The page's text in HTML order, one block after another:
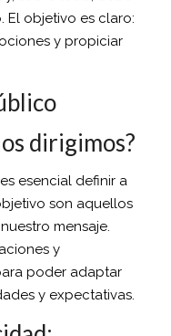
El objetivo es claro:
y propiciar
dirigimos?
esencial definir a
son aquellos
mensaje.
y
poder adaptar
y expectativas.